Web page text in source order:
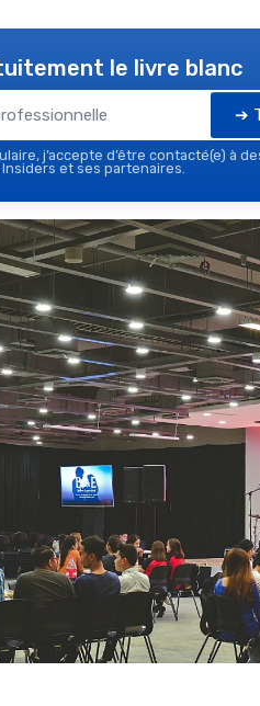
le livre blanc
➔
j’accepte d’être contacté(e) à
et ses partenaires.